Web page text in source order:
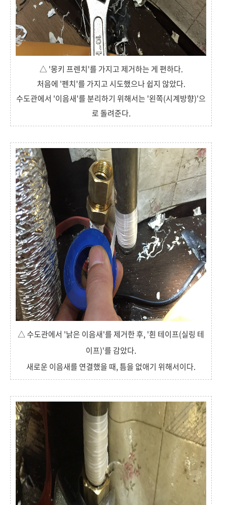
△ '몽키 프렌치'를 가지고 제거하는 게 편하다.
처음에 '펜치'를 가지고 시도했으나 쉽지 않았다.
수도관에서 '이음새'를 분리하기 위해서는 '왼쪽(시계방향)'으
로 돌려준다.
△ 수도관에서 '낡은 이음새'를 제거한 후, '흰 테이프(실링 테
이프)'를 감았다.
새로운 이음새를 연결했을 때, 틈을 없애기 위해서이다.